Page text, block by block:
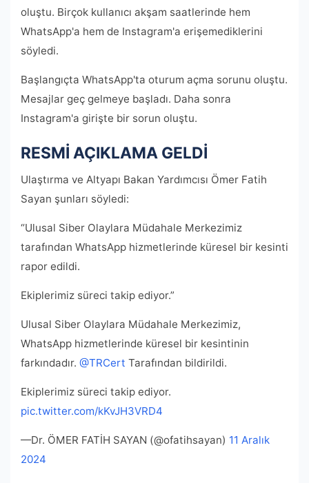
oluştu. Birçok kullanıcı akşam saatlerinde hem
WhatsApp'a hem de Instagram'a erişemediklerini
söyledi.
Başlangıçta WhatsApp'ta oturum açma sorunu oluştu.
Mesajlar geç gelmeye başladı. Daha sonra
Instagram'a girişte bir sorun oluştu.
RESMİ AÇIKLAMA GELDİ
Ulaştırma ve Altyapı Bakan Yardımcısı Ömer Fatih
Sayan şunları söyledi:
“Ulusal Siber Olaylara Müdahale Merkezimiz
tarafından WhatsApp hizmetlerinde küresel bir kesinti
rapor edildi.
Ekiplerimiz süreci takip ediyor.”
Ulusal Siber Olaylara Müdahale Merkezimiz,
WhatsApp hizmetlerinde küresel bir kesintinin
farkındadır. @TRCert Tarafından bildirildi.
Ekiplerimiz süreci takip ediyor.
pic.twitter.com/kKvJH3VRD4
—Dr. ÖMER FATİH SAYAN (@ofatihsayan) 11 Aralık
2024